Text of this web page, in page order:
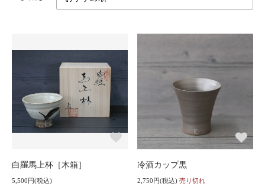
白羅馬上杯［木箱］
5,500円(税込)
冷酒カップ黒
2,750円(税込) 売り切れ